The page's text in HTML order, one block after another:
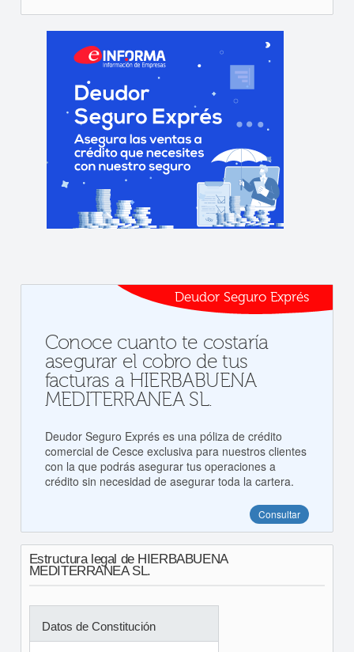
Deudor Seguro Exprés
Conoce cuanto te costaría
asegurar el cobro de tus
facturas a HIERBABUENA
MEDITERRANEA SL.
Deudor Seguro Exprés es una póliza de crédito
comercial de Cesce exclusiva para nuestros clientes
con la que podrás asegurar tus operaciones a
crédito sin necesidad de asegurar toda la cartera.
Consultar
Estructura legal de HIERBABUENA
MEDITERRANEA SL.
Datos de Constitución